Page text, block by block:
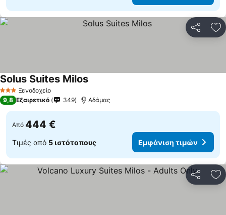
3 ΑστέριαΞενοδοχείο
Solus Suites Milos
9,8 Εξαιρετικό 349 Αδάμας
Από 444 €
Τιμές από 5 ιστότοπους Εμφάνιση τιμών